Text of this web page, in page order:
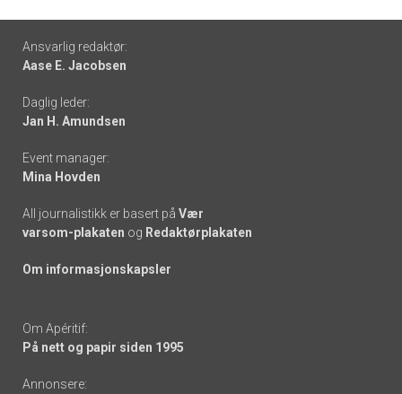
Footer
-
links
Ansvarlig redaktør:
Aase E. Jacobsen
Daglig leder:
Jan H. Amundsen
Event manager:
Mina Hovden
All journalistikk er basert på Vær
varsom-plakaten og Redaktørplakaten
Om informasjonskapsler
Om Apéritif:
På nett og papir siden 1995
Annonsere: